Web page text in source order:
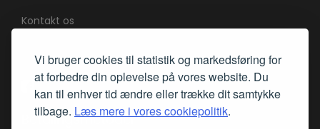
Vi bruger cookies til statistik og markedsføring for
at forbedre din oplevelse på vores website. Du
kan til enhver tid ændre eller trække dit samtykke
tilbage. Læs mere i vores cookiepolitik.
Kontakt os
Returret & reklamation
Mød os på Facebook
Betalingsmetoder